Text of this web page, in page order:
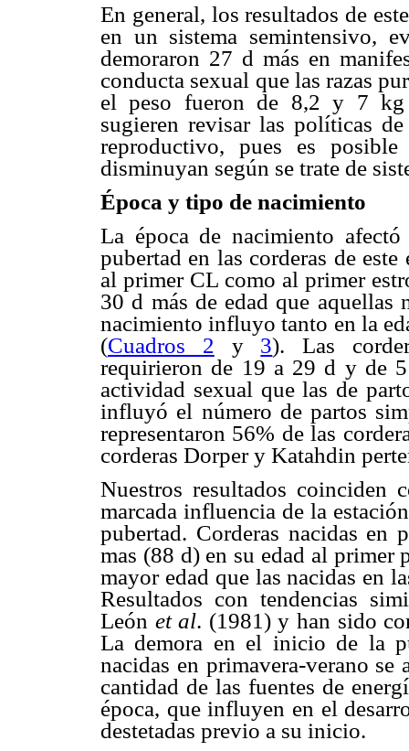
En general, los resultados de
en un sistema semintensivo,
demoraron 27 d más en
conducta sexual que las razas
el peso fueron de 8,2 y 7 kg
sugieren revisar las políticas
reproductivo, pues es
disminuyan según se trate de
Época y tipo de nacimiento
La época de nacimiento
pubertad en las corderas de este
al primer CL como al primer
30 d más de edad que
nacimiento influyo tanto en la
(Cuadros 2 y 3). Las
requirieron de 19 a 29 d y de
actividad sexual que las de
influyó el número de partos
representaron 56% de las
corderas Dorper y Katahdin
Nuestros resultados coinciden
marcada influencia de la
pubertad. Corderas nacidas en
mas (88 d) en su edad al primer
mayor edad que las nacidas en
Resultados con tendencias
León et al. (1981) y han sido
La demora en el inicio de la
nacidas en primavera-verano
cantidad de las fuentes de
época, que influyen en el
destetadas previo a su inicio.